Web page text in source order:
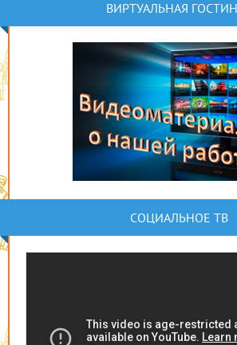
ВИРТУАЛЬНАЯ
СОЦИАЛЬНОЕ ТВ